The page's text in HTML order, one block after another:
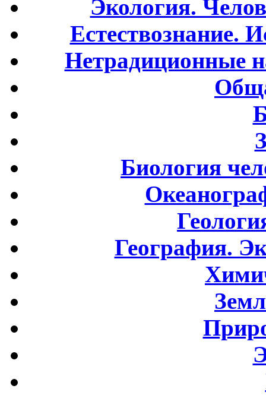
Экология.
Естествознание.
Нетрадиционные
Биология
География.